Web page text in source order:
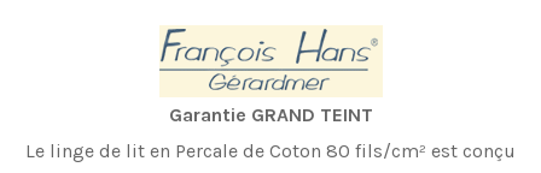
Garantie GRAND TEINT
Le linge de lit en Percale de Coton 80 fils/cm² est conçu